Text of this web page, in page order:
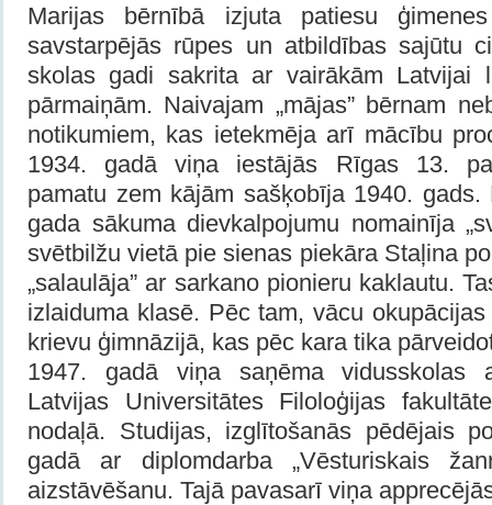
Marijas bērnībā izjuta patiesu
savstarpējās rūpes un atbildības sajūtu
skolas gadi sakrita ar vairākām Latvijai
pārmaiņām. Naivajam „mājas” bērnam
notikumiem, kas ietekmēja arī mācību
1934. gadā viņa iestājās Rīgas 13.
pamatu zem kājām sašķobīja 1940.
gada sākuma dievkalpojumu nomainīja
svētbilžu vietā pie sienas piekāra Staļina
„salaulāja” ar sarkano pionieru kaklautu.
izlaiduma klasē. Pēc tam, vācu
krievu ģimnāzijā, kas pēc kara tika
1947. gadā viņa saņēma vidusskolas
Latvijas Universitātes Filoloģijas
nodaļā. Studijas, izglītošanās pēdējais
gadā ar diplomdarba „Vēsturiskais
aizstāvēšanu. Tajā pavasarī viņa